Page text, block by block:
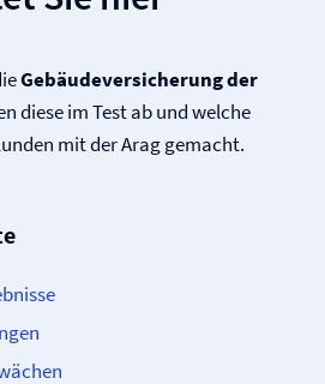
Gebäude­versicherung der
diese im Test ab und welche
mit der Arag gemacht.